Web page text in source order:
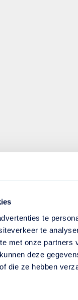
te
te
met onze partners
deze
die ze hebben